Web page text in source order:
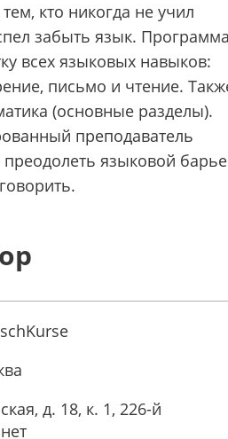
кто никогда не учил
забыть язык.
всех языковых навыков:
письмо и чтение.
(основные разделы).
преподаватель
языковой
д. 18, к. 1, 226-й